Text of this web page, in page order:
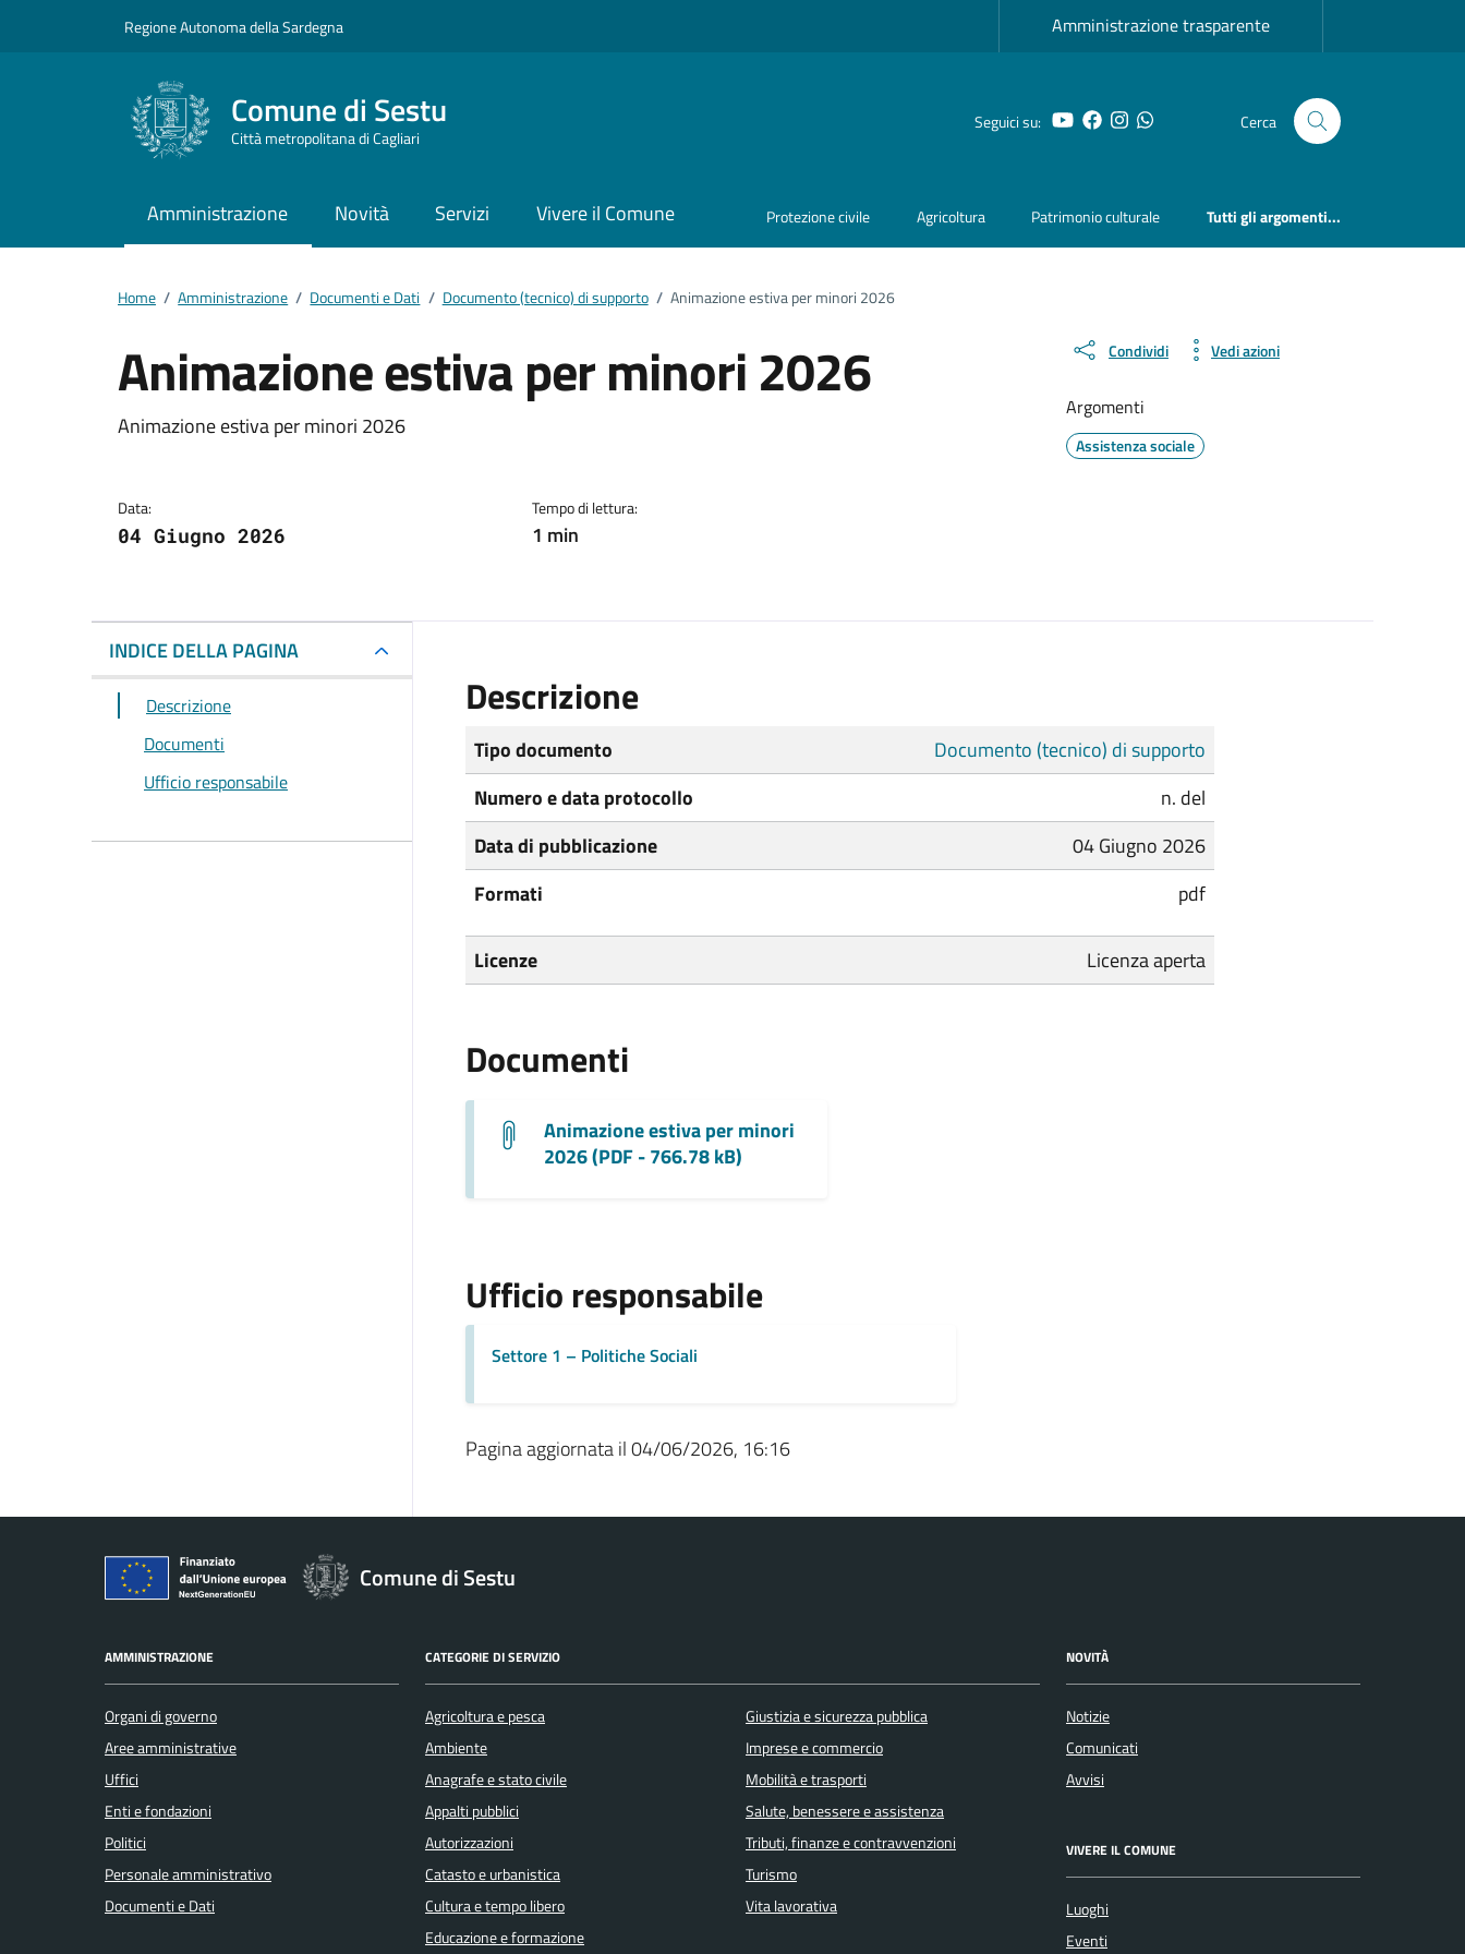
Regione Autonoma della Sardegna Amministrazione trasparente
Comune di Sestu
Città metropolitana di Cagliari
Seguici su: YouTube
Facebook
Instagram
Whatsapp Cerca
Amministrazione Novità Servizi Vivere il Comune Protezione civile Agricoltura Patrimonio culturale Tutti gli argomenti...
Home / Amministrazione / Documenti e Dati / Documento (tecnico) di supporto / Animazione estiva per minori 2026
Animazione estiva per minori 2026
Dettagli del documento
Animazione estiva per minori 2026
Data:
04 Giugno 2026
Tempo di lettura:
1 min
Condividi Vedi azioni
Argomenti
Assistenza sociale
INDICE DELLA PAGINA
Descrizione
Documenti
Ufficio responsabile
Descrizione
Tipo documento
Documento (tecnico) di supporto
Numero e data protocollo
n. del
Data di pubblicazione
04 Giugno 2026
Formati
pdf
Licenze Licenza aperta
Documenti
Animazione estiva per minori
2026 (PDF - 766.78 kB)
Ufficio responsabile
Settore 1 – Politiche Sociali
Pagina aggiornata il 04/06/2026, 16:16
Comune di Sestu
AMMINISTRAZIONE
Organi di governo
Aree amministrative
Uffici
Enti e fondazioni
Politici
Personale amministrativo
Documenti e Dati
CATEGORIE DI SERVIZIO
Agricoltura e pesca
Ambiente
Anagrafe e stato civile
Appalti pubblici
Autorizzazioni
Catasto e urbanistica
Cultura e tempo libero
Educazione e formazione
Giustizia e sicurezza pubblica
Imprese e commercio
Mobilità e trasporti
Salute, benessere e assistenza
Tributi, finanze e contravvenzioni
Turismo
Vita lavorativa
NOVITÀ
Notizie
Comunicati
Avvisi
VIVERE IL COMUNE
Luoghi
Eventi